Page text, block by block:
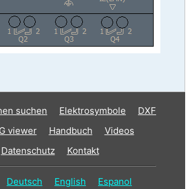
suchen Elektrosymbole
DXF
viewer
Handbuch
Videos
Datenschutz
Kontakt
Deutsch English Espanol